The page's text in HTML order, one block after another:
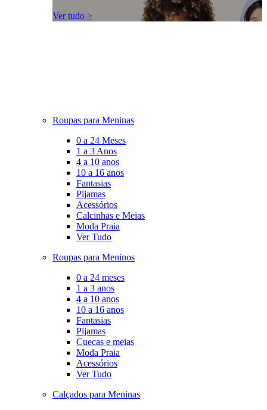
Ver tudo >
Roupas para Meninas
0 a 24 Meses
1 a 3 Anos
4 a 10 anos
10 a 16 anos
Fantasias
Pijamas
Acessórios
Calcinhas e Meias
Moda Praia
Ver Tudo
Roupas para Meninos
0 a 24 meses
1 a 3 anos
4 a 10 anos
10 a 16 anos
Fantasias
Pijamas
Cuecas e meias
Moda Praia
Acessórios
Ver Tudo
Calçados para Meninas